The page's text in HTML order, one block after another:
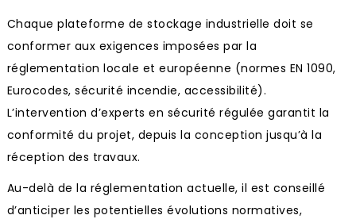
Chaque plateforme de stockage industrielle doit se
conformer aux exigences imposées par la
réglementation locale et européenne (normes EN 1090,
Eurocodes, sécurité incendie, accessibilité).
L’intervention d’experts en sécurité régulée garantit la
conformité du projet, depuis la conception jusqu’à la
réception des travaux.
Au-delà de la réglementation actuelle, il est conseillé
d’anticiper les potentielles évolutions normatives,